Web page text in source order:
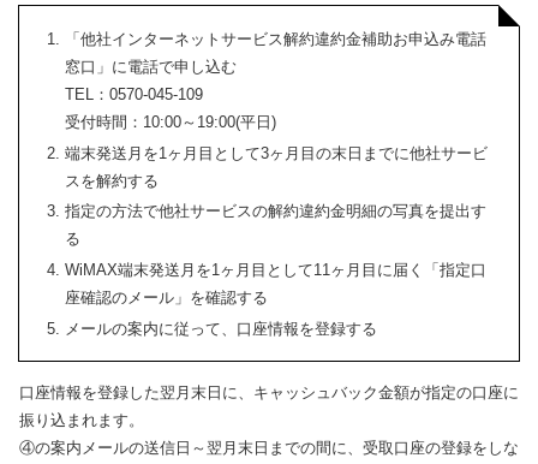
「他社インターネットサービス解約違約金補助お申込み電話
窓口」に電話で申し込む
TEL：0570-045-109
受付時間：10:00～19:00(平日)
端末発送月を1ヶ月目として3ヶ月目の末日までに他社サービ
スを解約する
指定の方法で他社サービスの解約違約金明細の写真を提出す
る
WiMAX端末発送月を1ヶ月目として11ヶ月目に届く「指定口
座確認のメール」を確認する
メールの案内に従って、口座情報を登録する
口座情報を登録した翌月末日に、キャッシュバック金額が指定の口座に
振り込まれます。
④の案内メールの送信日～翌月末日までの間に、受取口座の登録をしな